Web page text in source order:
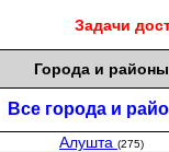
Задачи
Города и районы
Все города и
Алушта (275)